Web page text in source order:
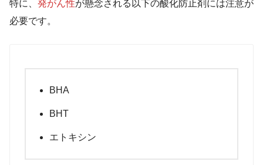
特に、 発がん性が懸念される以下の酸化防止剤には注意が
必要です。
BHA
BHT
エトキシン